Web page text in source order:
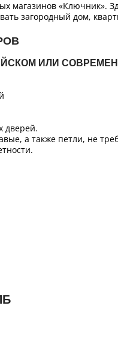
магазинов
загородный дом,
ИЛИ
дверей.
а также петли, не